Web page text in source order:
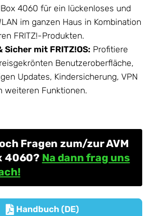
4060 für ein lückenloses und
im ganzen Haus in Kombination
FRITZ!-Produkten.
Sicher mit FRITZ!OS: Profitiere
Benutzeroberfläche,
Updates, Kindersicherung, VPN
weiteren Funktionen.
Fragen zum/zur AVM
4060? Na dann frag uns
 Handbuch (DE)